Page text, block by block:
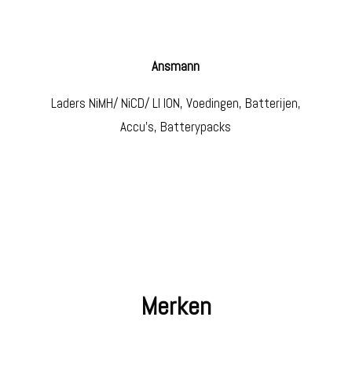
Ansmann
Laders NiMH/ NiCD/ LI ION, Voedingen, Batterijen,
Accu’s, Batterypacks
Merken